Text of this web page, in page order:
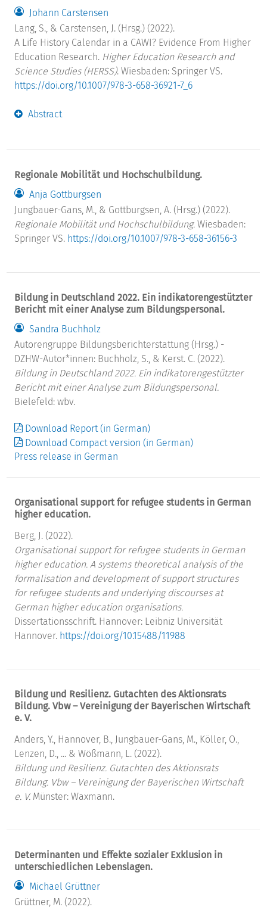
Johann Carstensen
Lang, S., & Carstensen, J. (Hrsg.) (2022).
A Life History Calendar in a CAWI? Evidence From Higher
Education Research. Higher Education Research and
Science Studies (HERSS). Wiesbaden: Springer VS.
https://doi.org/10.1007/978-3-658-36921-7_6
Abstract
Regionale Mobilität und Hochschulbildung.
Anja Gottburgsen
Jungbauer-Gans, M., & Gottburgsen, A. (Hrsg.) (2022).
Regionale Mobilität und Hochschulbildung. Wiesbaden:
Springer VS. https://doi.org/10.1007/978-3-658-36156-3
Bildung in Deutschland 2022. Ein indikatorengestützter
Bericht mit einer Analyse zum Bildungspersonal.
Sandra Buchholz
Autorengruppe Bildungsberichterstattung (Hrsg.) -
DZHW-Autor*innen: Buchholz, S., & Kerst. C. (2022).
Bildung in Deutschland 2022. Ein indikatorengestützter
Bericht mit einer Analyse zum Bildungspersonal.
Bielefeld: wbv.
Download Report (in German)
Download Compact version (in German)
Press release in German
Organisational support for refugee students in German
higher education.
Berg, J. (2022).
Organisational support for refugee students in German
higher education. A systems theoretical analysis of the
formalisation and development of support structures
for refugee students and underlying discourses at
German higher education organisations.
Dissertationsschrift. Hannover: Leibniz Universität
Hannover. https://doi.org/10.15488/11988
Bildung und Resilienz. Gutachten des Aktionsrats
Bildung. Vbw – Vereinigung der Bayerischen Wirtschaft
e. V.
Anders, Y., Hannover, B., Jungbauer-Gans, M., Köller, O.,
Lenzen, D., ... & Wößmann, L. (2022).
Bildung und Resilienz. Gutachten des Aktionsrats
Bildung. Vbw – Vereinigung der Bayerischen Wirtschaft
e. V. Münster: Waxmann.
Determinanten und Effekte sozialer Exklusion in
unterschiedlichen Lebenslagen.
Michael Grüttner
Grüttner, M. (2022).